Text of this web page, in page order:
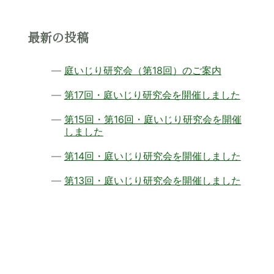
最新の投稿
庭いじり研究会（第18回）のご案内
第17回・庭いじり研究会を開催しました
第15回・第16回・庭いじり研究会を開催
しました
第14回・庭いじり研究会を開催しました
第13回・庭いじり研究会を開催しました